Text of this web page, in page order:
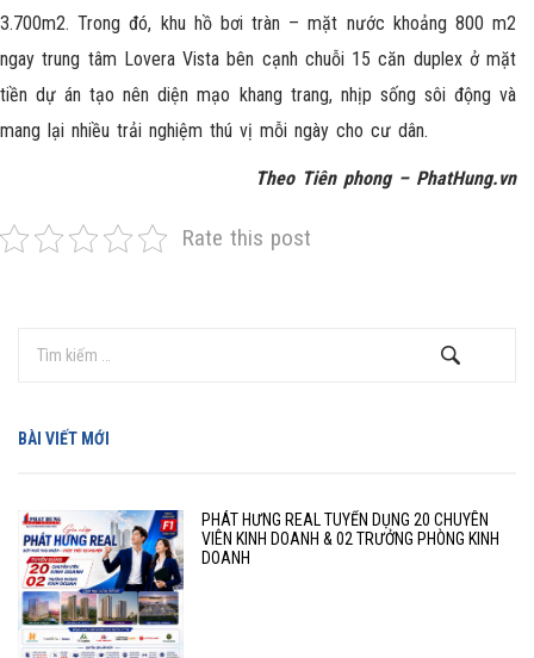
3.700m2. Trong đó, khu hồ bơi tràn – mặt nước khoảng 800 m2
ngay trung tâm Lovera Vista bên cạnh chuỗi 15 căn duplex ở mặt
tiền dự án tạo nên diện mạo khang trang, nhịp sống sôi động và
mang lại nhiều trải nghiệm thú vị mỗi ngày cho cư dân.
Theo Tiên phong – PhatHung.vn
Rate this post
BÀI VIẾT MỚI
PHÁT HƯNG REAL TUYỂN DỤNG 20 CHUYÊN
VIÊN KINH DOANH & 02 TRƯỞNG PHÒNG KINH
DOANH